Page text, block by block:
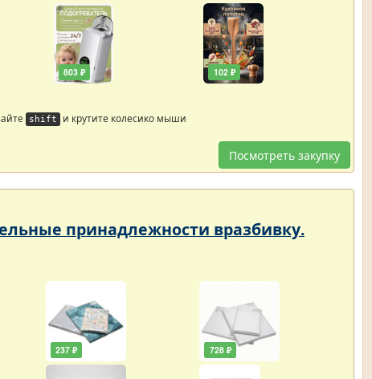
803 ₽ 102 ₽
shift и крутите колесико мыши
Посмотреть закупку
принадлежности вразбивку.
237 ₽ 728 ₽